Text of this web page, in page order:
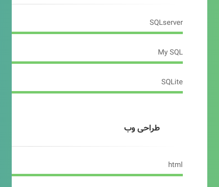
SQLserver
My SQL
SQLite
طراحی وب
html